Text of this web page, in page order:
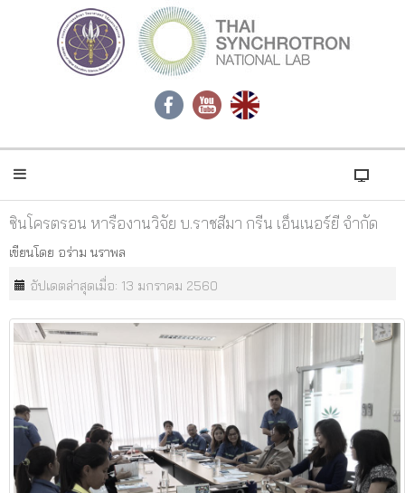
ซินโครตรอน หารืองานวิจัย บ.ราชสีมา กรีน เอ็นเนอร์ยี จำกัด
เขียนโดย อร่าม นราพล
อัปเดตล่าสุดเมื่อ: 13 มกราคม 2560